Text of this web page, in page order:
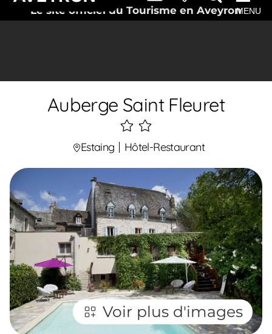
Le site officiel du Tourisme en AveyronMENU
Auberge Saint Fleuret
2
étoiles
Estaing Hôtel-Restaurant
Voir plus d'images